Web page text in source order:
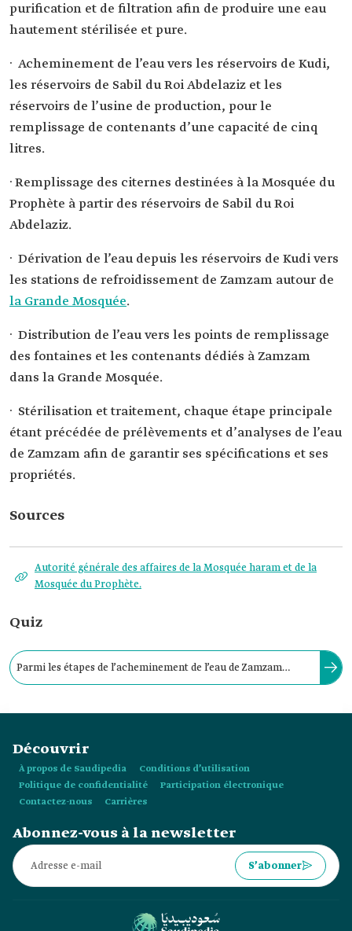
purification et de filtration afin de produire une eau
hautement stérilisée et pure.
· Acheminement de l’eau vers les réservoirs de Kudi,
les réservoirs de Sabil du Roi Abdelaziz et les
réservoirs de l’usine de production, pour le
remplissage de contenants d’une capacité de cinq
litres.
· Remplissage des citernes destinées à la Mosquée du
Prophète à partir des réservoirs de Sabil du Roi
Abdelaziz.
· Dérivation de l’eau depuis les réservoirs de Kudi vers
les stations de refroidissement de Zamzam autour de
la Grande Mosquée.
· Distribution de l’eau vers les points de remplissage
des fontaines et les contenants dédiés à Zamzam
dans la Grande Mosquée.
· Stérilisation et traitement, chaque étape principale
étant précédée de prélèvements et d’analyses de l’eau
de Zamzam afin de garantir ses spécifications et ses
propriétés.
Sources
Autorité générale des affaires de la Mosquée haram et de la
Mosquée du Prophète.
Quiz
Parmi les étapes de l’acheminement de l’eau de Zamzam
Découvrir
À propos de Saudipedia
Conditions d’utilisation
Politique de confidentialité
Participation électronique
Contactez-nous
Carrières
Abonnez-vous à la newsletter
S’abonner